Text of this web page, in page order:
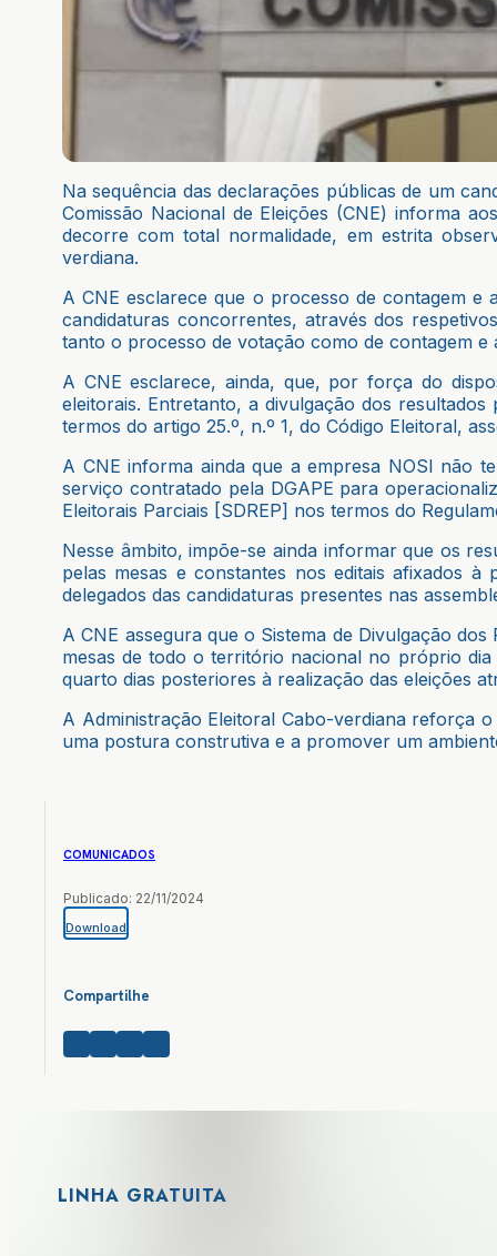
Na sequência das declarações públicas de um
Comissão Nacional de Eleições (CNE) informa
decorre com total normalidade, em estrita
verdiana.
A CNE esclarece que o processo de contagem
candidaturas concorrentes, através dos
tanto o processo de votação como de contagem
A CNE esclarece, ainda, que, por força do
eleitorais. Entretanto, a divulgação dos
termos do artigo 25.º, n.º 1, do Código Eleitoral,
A CNE informa ainda que a empresa NOSI não
serviço contratado pela DGAPE para
Eleitorais Parciais [SDREP] nos termos do
Nesse âmbito, impõe-se ainda informar que os
pelas mesas e constantes nos editais afixados
delegados das candidaturas presentes nas
A CNE assegura que o Sistema de Divulgação
mesas de todo o território nacional no próprio
quarto dias posteriores à realização das eleições
A Administração Eleitoral Cabo-verdiana reforça
uma postura construtiva e a promover um
COMUNICADOS
Publicado: 22/11/2024
Download
Compartilhe
LINHA GRATUITA